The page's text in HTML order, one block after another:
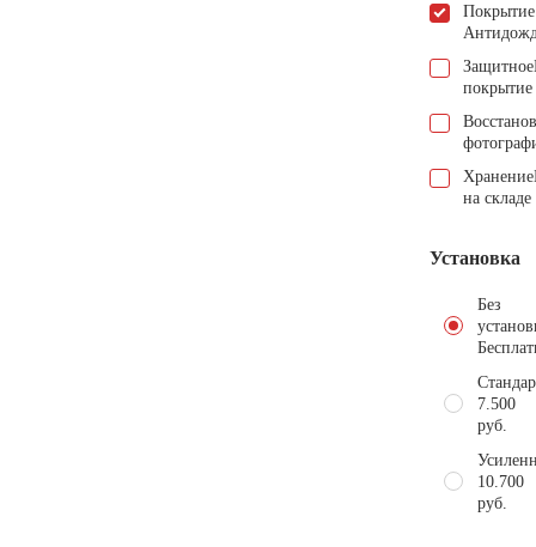
Покрытие
Защитное
покрытие
Хранение
на складе
Установка
Без
7.500
руб.
10.700
руб.